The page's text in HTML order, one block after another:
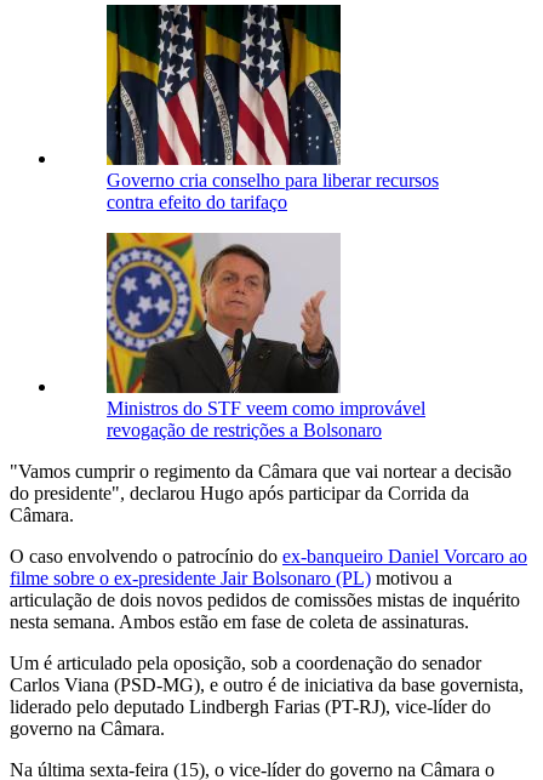
Governo cria conselho para liberar recursos
contra efeito do tarifaço
Ministros do STF veem como improvável
revogação de restrições a Bolsonaro
"Vamos cumprir o regimento da Câmara que vai nortear a decisão
do presidente", declarou Hugo após participar da Corrida da
Câmara.
O caso envolvendo o patrocínio do ex-banqueiro Daniel Vorcaro ao
filme sobre o ex-presidente Jair Bolsonaro (PL) motivou a
articulação de dois novos pedidos de comissões mistas de inquérito
nesta semana. Ambos estão em fase de coleta de assinaturas.
Um é articulado pela oposição, sob a coordenação do senador
Carlos Viana (PSD-MG), e outro é de iniciativa da base governista,
liderado pelo deputado Lindbergh Farias (PT-RJ), vice-líder do
governo na Câmara.
Na última sexta-feira (15), o vice-líder do governo na Câmara o